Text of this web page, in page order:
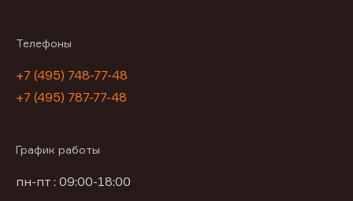
Телефоны
+7 (495) 748-77-48
+7 (495) 787-77-48
График работы
пн-пт : 09:00-18:00